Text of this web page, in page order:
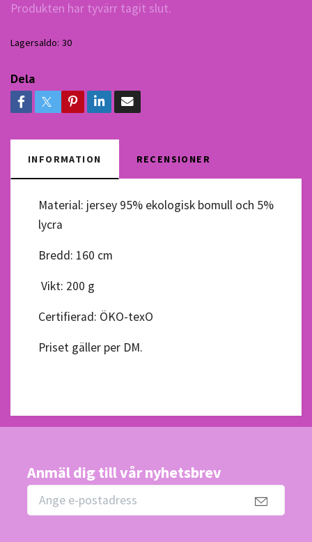
Produkten har tyvärr tagit slut.
Lagersaldo: 30
Dela
INFORMATION RECENSIONER
Material: jersey 95% ekologisk bomull och 5%
lycra
Bredd: 160 cm
Vikt: 200 g
Certifierad: ÖKO-texO
Priset gäller per DM.
Anmäl dig till vår nyhetsbrev